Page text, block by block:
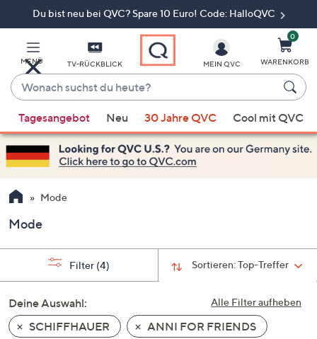
Du bist neu bei QVC? Spare 10 Euro! Code: HalloQVC
MENÜ TV-RÜCKBLICK
Wonach
suchst
du
heute?
Vorschläge
verfügbar
sind,
verwenden
Sie
Pfeiltasten
nach
und
nach
unten
oder
MEIN QVC
0
WARENKORB
Tagesangebot Neu 30 Jahre QVC Cool mit QVC
Mode
Mode
Sortieren:Top-Treffer
Filter (4)
Alle Filter aufheben
Deine Auswahl:
SCHIFFHAUER
ANNI FOR FRIENDS